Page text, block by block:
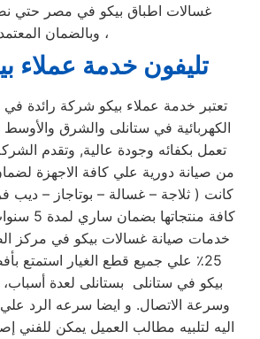
غسالات اطباق بيكو في مصر حتي
وبالضمان المعتمد ،
تليفون خدمة عملاء
تعتبر خدمة عملاء بيكو شركة رائدة
الكهربائية في ستانلى والشرق
تعمل بكفائه وجودة عالية, وتقدم
من صيانة دورية علي كافة الاجهزة
كانت ( ثلاجة – غسالة – بوتاجاز – ديب
كافة
خدمات صيانة غسالات بيكو في مركز
25٪ علي جميع قطع الغيار استمتع
بيكو في ستانلى بستانلى لعدة أسباب،
وسرعة الاتصال. و ايضا سرعه الرد
اليه لتلبيه مطالب العميل يمكن للفني